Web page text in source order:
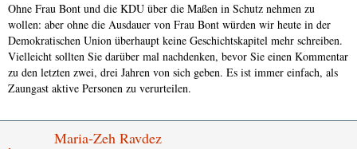
Ohne Frau Bont und die KDU über die Maßen in Schutz nehmen zu
wollen: aber ohne die Ausdauer von Frau Bont würden wir heute in der
Demokratischen Union überhaupt keine Geschichtskapitel mehr schreiben.
Vielleicht sollten Sie darüber mal nachdenken, bevor Sie einen Kommentar
zu den letzten zwei, drei Jahren von sich geben. Es ist immer einfach, als
Zaungast aktive Personen zu verurteilen.
Maria-Zeh Ravdez